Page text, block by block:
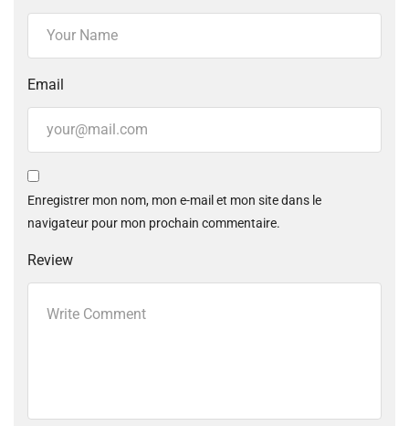
Email
Enregistrer mon nom, mon e-mail et mon site dans le
navigateur pour mon prochain commentaire.
Review